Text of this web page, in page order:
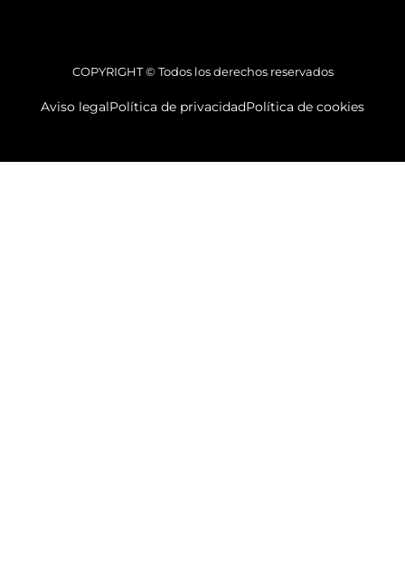
COPYRIGHT © Todos los derechos reservados
Aviso legalPolítica de privacidadPolítica de cookies